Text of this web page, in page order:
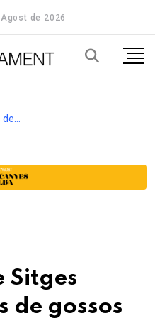
de 2026
Sitges
de gossos